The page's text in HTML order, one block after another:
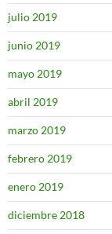
julio 2019
junio 2019
mayo 2019
abril 2019
marzo 2019
febrero 2019
enero 2019
diciembre 2018